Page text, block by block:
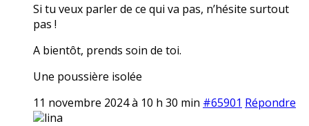
Si tu veux parler de ce qui va pas, n’hésite surtout
pas !
A bientôt, prends soin de toi.
Une poussière isolée
11 novembre 2024 à 10 h 30 min #65901 Répondre
lina